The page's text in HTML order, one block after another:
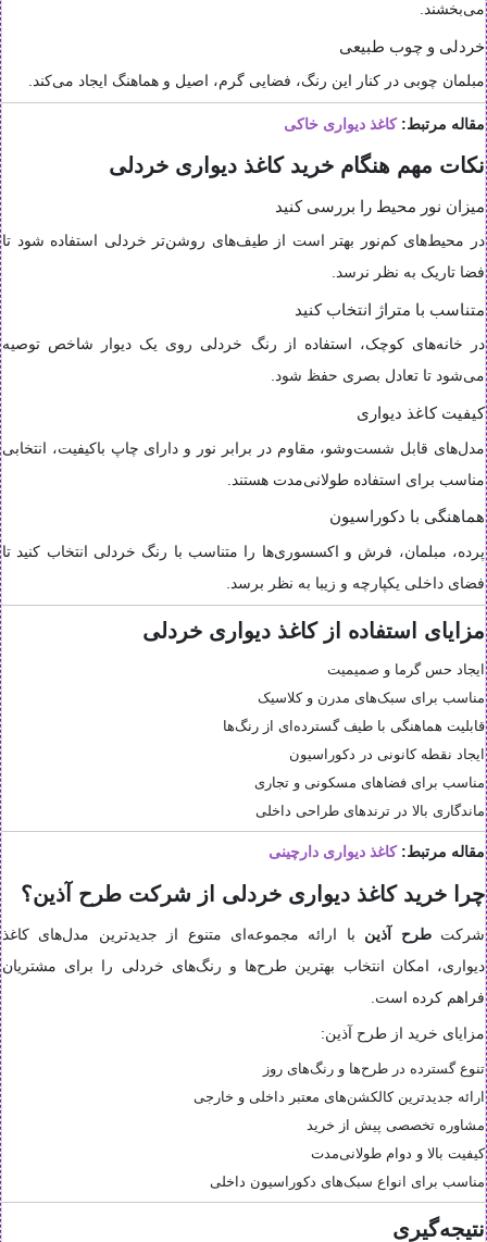
می‌بخشند.
خردلی و چوب طبیعی
مبلمان چوبی در کنار این رنگ، فضایی گرم، اصیل و هماهنگ ایجاد می‌کند.
مقاله مرتبط:کاغذ دیواری خاکی
نکات مهم هنگام خرید کاغذ دیواری خردلی
میزان نور محیط را بررسی کنید
در محیط‌های کم‌نور بهتر است از طیف‌های روشن‌تر خردلی استفاده شود تا
فضا تاریک به نظر نرسد.
متناسب با متراژ انتخاب کنید
در خانه‌های کوچک، استفاده از رنگ خردلی روی یک دیوار شاخص توصیه
می‌شود تا تعادل بصری حفظ شود.
کیفیت کاغذ دیواری
مدل‌های قابل شست‌وشو، مقاوم در برابر نور و دارای چاپ باکیفیت، انتخابی
مناسب برای استفاده طولانی‌مدت هستند.
هماهنگی با دکوراسیون
پرده، مبلمان، فرش و اکسسوری‌ها را متناسب با رنگ خردلی انتخاب کنید تا
فضای داخلی یکپارچه و زیبا به نظر برسد.
مزایای استفاده از کاغذ دیواری خردلی
ایجاد حس گرما و صمیمیت
مناسب برای سبک‌های مدرن و کلاسیک
قابلیت هماهنگی با طیف گسترده‌ای از رنگ‌ها
ایجاد نقطه کانونی در دکوراسیون
مناسب برای فضاهای مسکونی و تجاری
ماندگاری بالا در ترندهای طراحی داخلی
مقاله مرتبط:کاغذ دیواری دارچینی
چرا خرید کاغذ دیواری خردلی از شرکت طرح آذین؟
شرکتطرح آذین با ارائه مجموعه‌ای متنوع از جدیدترین مدل‌های کاغذ
دیواری، امکان انتخاب بهترین طرح‌ها و رنگ‌های خردلی را برای مشتریان
فراهم کرده است.
مزایای خرید از طرح آذین:
تنوع گسترده در طرح‌ها و رنگ‌های روز
ارائه جدیدترین کالکشن‌های معتبر داخلی و خارجی
مشاوره تخصصی پیش از خرید
کیفیت بالا و دوام طولانی‌مدت
مناسب برای انواع سبک‌های دکوراسیون داخلی
نتیجه‌گیری